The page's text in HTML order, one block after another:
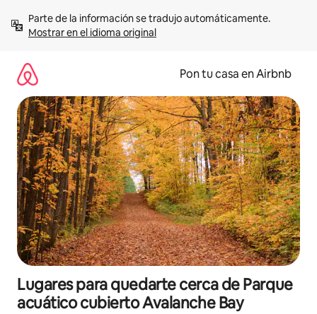
contenidoMostrar en el idioma original
Pon tu casa en Airbnb
Lugares para quedarte cerca de Parque
acuático cubierto Avalanche Bay